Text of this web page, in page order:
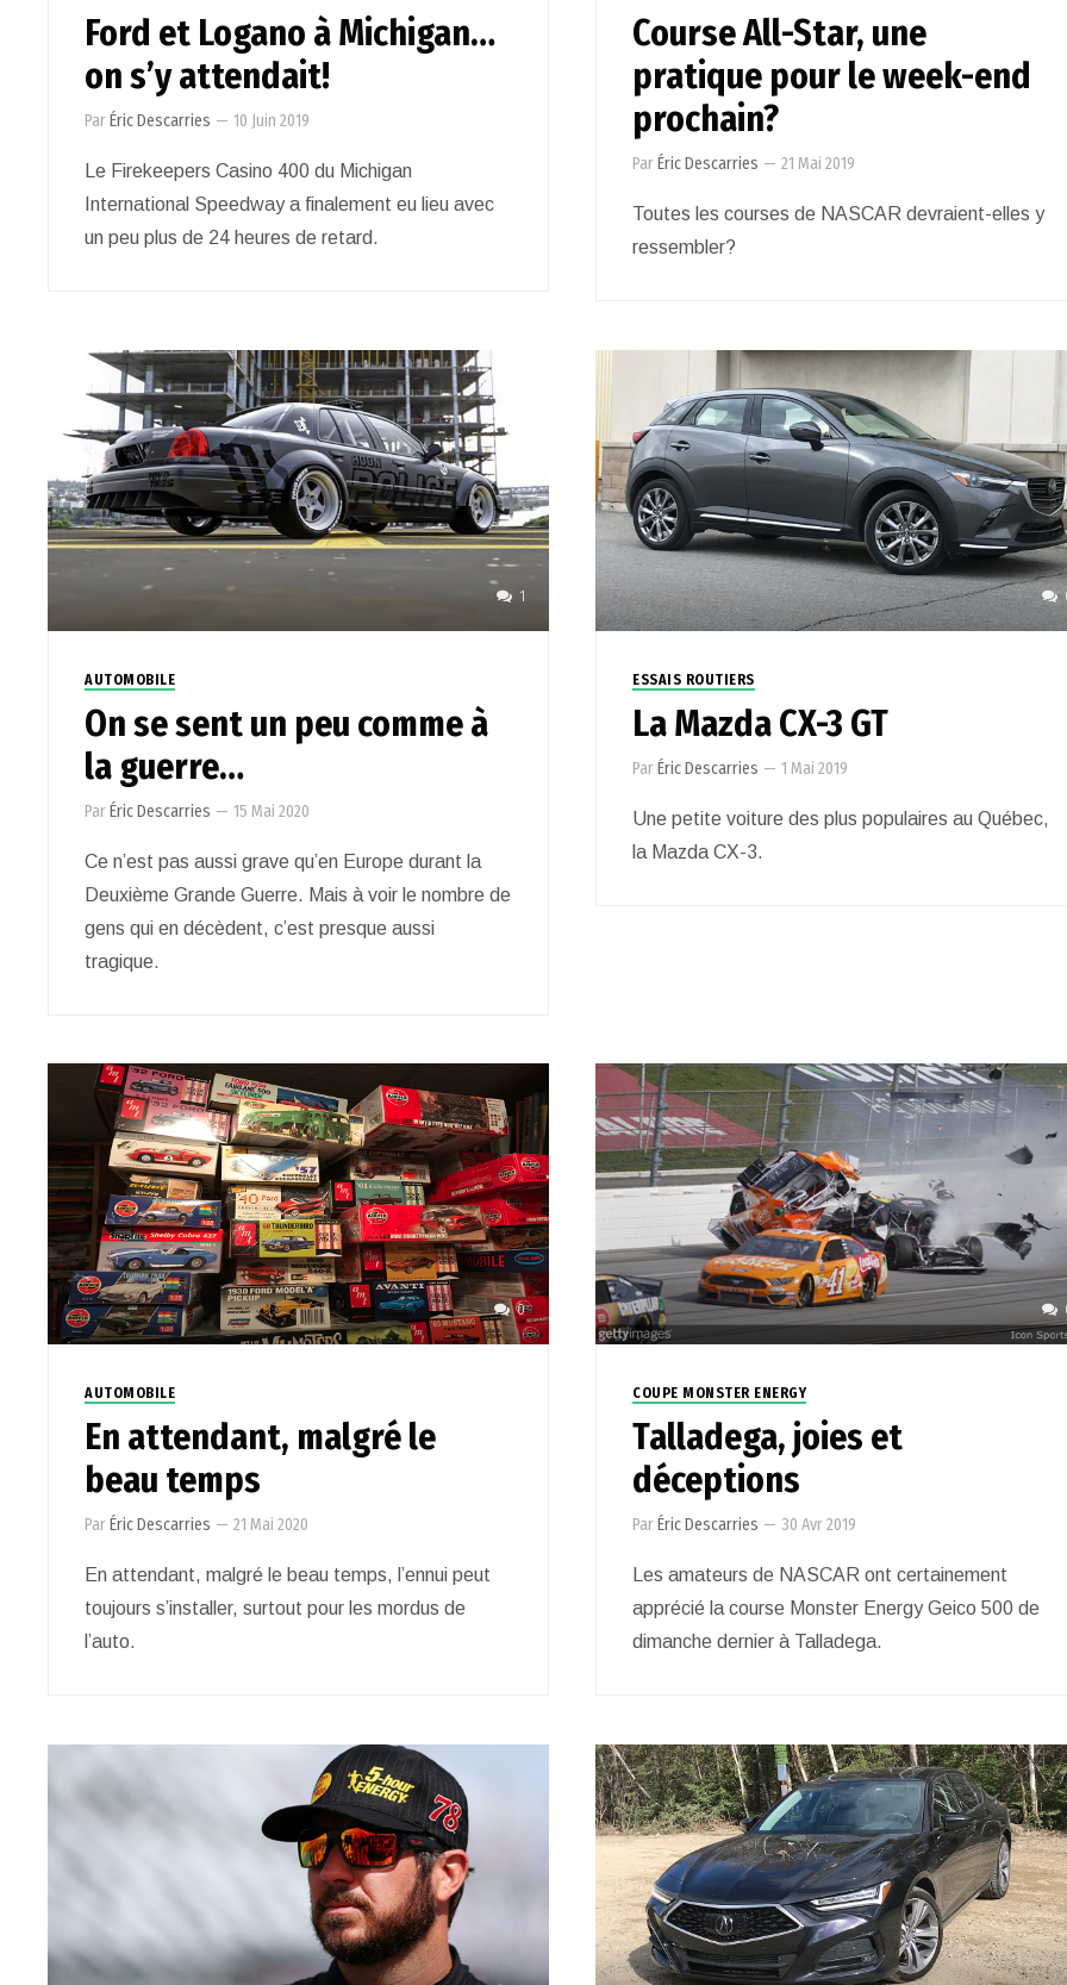
Ford et Logano à Michigan…
on s’y attendait!
ParÉric Descarries — 10 Juin 2019
Le Firekeepers Casino 400 du Michigan
International Speedway a finalement eu lieu avec
un peu plus de 24 heures de retard.
Course All-Star, une
pratique pour le week-end
prochain?
ParÉric Descarries — 21 Mai 2019
Toutes les courses de NASCAR devraient-elles y
ressembler?
1
AUTOMOBILE
On se sent un peu comme à
la guerre…
ParÉric Descarries — 15 Mai 2020
Ce n’est pas aussi grave qu’en Europe durant la
Deuxième Grande Guerre. Mais à voir le nombre de
gens qui en décèdent, c’est presque aussi
tragique.
ESSAIS ROUTIERS
La Mazda CX-3 GT
ParÉric Descarries — 1 Mai 2019
Une petite voiture des plus populaires au Québec,
la Mazda CX-3.
0
AUTOMOBILE
En attendant, malgré le
beau temps
ParÉric Descarries — 21 Mai 2020
En attendant, malgré le beau temps, l’ennui peut
toujours s’installer, surtout pour les mordus de
l’auto.
COUPE MONSTER ENERGY
Talladega, joies et
déceptions
ParÉric Descarries — 30 Avr 2019
Les amateurs de NASCAR ont certainement
apprécié la course Monster Energy Geico 500 de
dimanche dernier à Talladega.